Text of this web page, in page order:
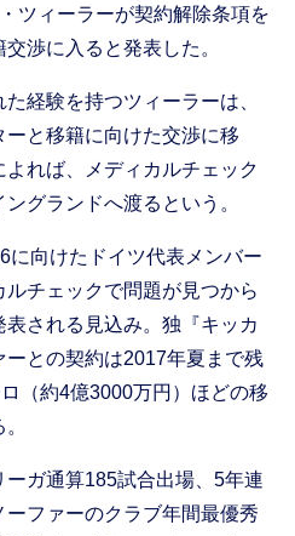
ツィーラーが契約解除条項を
渉に入ると発表した。
経験を持つツィーラーは、
と移籍に向けた交渉に移
れば、メディカルチェック
グランドへ渡るという。
向けたドイツ代表メンバー
チェックで問題が見つから
される見込み。独『キッカ
との契約は2017年夏まで残
（約4億3000万円）ほどの移
ガ通算185試合出場、5年連
ファーのクラブ年間最優秀